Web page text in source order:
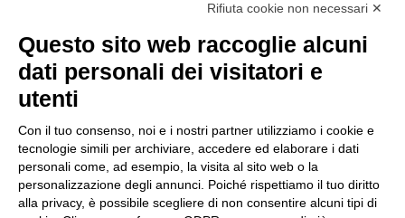
Città Studi S.p.A.
Sede Legale Corso G. Pella, 2 – 13900 Biella Italy –
18.235.000,00
Registro Imprese Biella C. F. e numero 01491490023 –
R.E.A. CCIAA BI n. 142579 – Partita IVA 01491490023
PEC:amm.cittastudi@pec.ptbiellese.it–
Rifiuta cookie non necessari ✕
Questo sito web raccoglie alcuni
dati personali dei visitatori e
utenti
Con il tuo consenso, noi e i nostri partner utilizziamo i cookie e
tecnologie simili per archiviare, accedere ed elaborare i dati
personali come, ad esempio, la visita al sito web o la
personalizzazione degli annunci. Poiché rispettiamo il tuo diritto
alla privacy, è possibile scegliere di non consentire alcuni tipi di